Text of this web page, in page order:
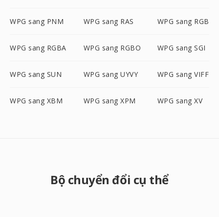
WPG sang PNM WPG sang RAS WPG sang RGB
WPG sang RGBA WPG sang RGBO WPG sang SGI
WPG sang SUN WPG sang UYVY WPG sang VIFF
WPG sang XBM WPG sang XPM WPG sang XV
Bộ chuyển đổi cụ thể